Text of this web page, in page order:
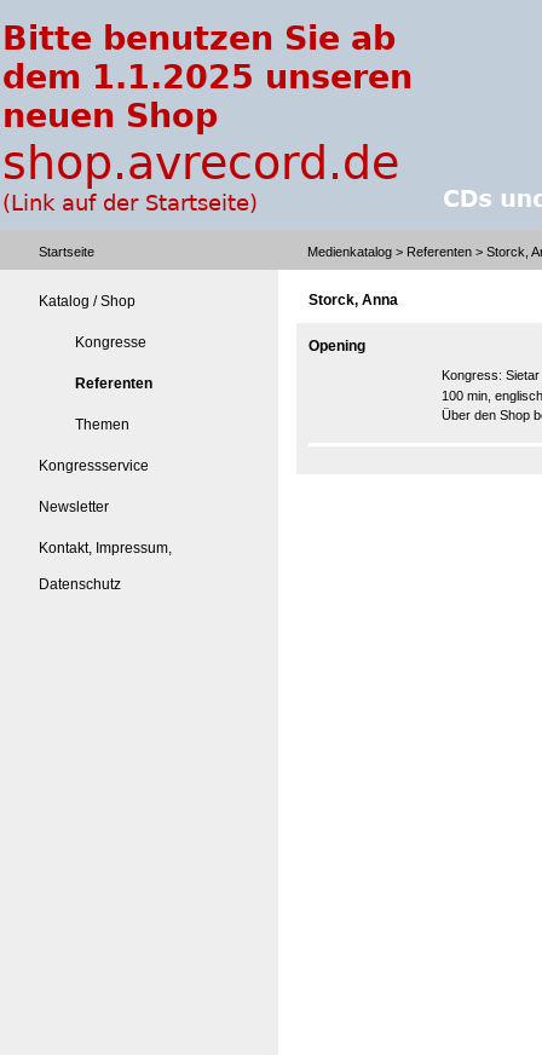
Startseite Medienkatalog > Referenten > Storck,
Katalog / Shop
Kongresse
Referenten
Themen
Kongressservice
Newsletter
Kontakt, Impressum,
Datenschutz
Storck, Anna
Opening
Kongress:
100 min, englisch
Über den Shop